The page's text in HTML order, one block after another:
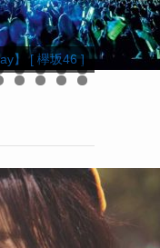
)【Blu-ray】 [
【DVD】 [ 欅
】 [ 欅坂46 ]
】 [ 欅坂46 ]
TOUR
)【Blu-ray】 [
TOUR
【DVD】 [ 欅
ray】 [ 平手
手友梨奈 ]
手友梨奈 ]
BOX
BOX
って何？ Blu-
き坂46 ]
きって何？
やき坂46 ]
0
1 2 3
3 4 5 6